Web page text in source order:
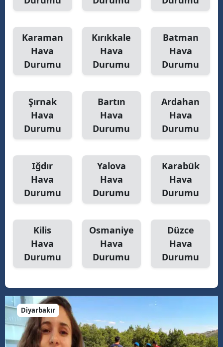
Karaman
Hava
Durumu
Kırıkkale
Hava
Durumu
Batman
Hava
Durumu
Şırnak
Hava
Durumu
Bartın
Hava
Durumu
Ardahan
Hava
Durumu
Iğdır
Hava
Durumu
Yalova
Hava
Durumu
Karabük
Hava
Durumu
Kilis
Hava
Durumu
Osmaniye
Hava
Durumu
Düzce
Hava
Durumu
Diyarbakır